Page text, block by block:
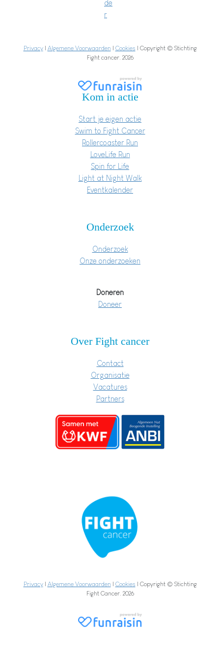
de
r
Privacy| Algemene Voorwaarden | Cookies | Copyright © Stichting
Fight cancer. 2026
Kom in actie
Start je eigen actie
Swim to Fight Cancer
Rollercoaster Run
LoveLife Run
Spin for Life
Light at Night Walk
Eventkalender
Onderzoek
Onderzoek
Onze onderzoeken
Doneren
Doneer
Over Fight cancer
Contact
Organisatie
Vacatures
Partners
Privacy| Algemene Voorwaarden | Cookies | Copyright © Stichting
Fight Cancer. 2026